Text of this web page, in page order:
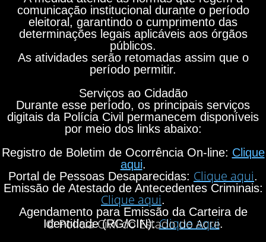
comunicação institucional durante o período
eleitoral, garantindo o cumprimento das
determinações legais aplicáveis aos órgãos
públicos.
As atividades serão retomadas assim que o
período permitir.
Serviços ao Cidadão
Durante esse período, os principais serviços
digitais da Polícia Civil permanecem disponíveis
por meio dos links abaixo:
Registro de Boletim de Ocorrência On-line: Clique
aqui.
Portal de Pessoas Desaparecidas: Clique aqui.
Emissão de Atestado de Antecedentes Criminais:
Clique aqui.
Agendamento para Emissão da Carteira de
Identidade (RG/CIN):Clique aqui.
© Polícia Civil do Estado do Acre